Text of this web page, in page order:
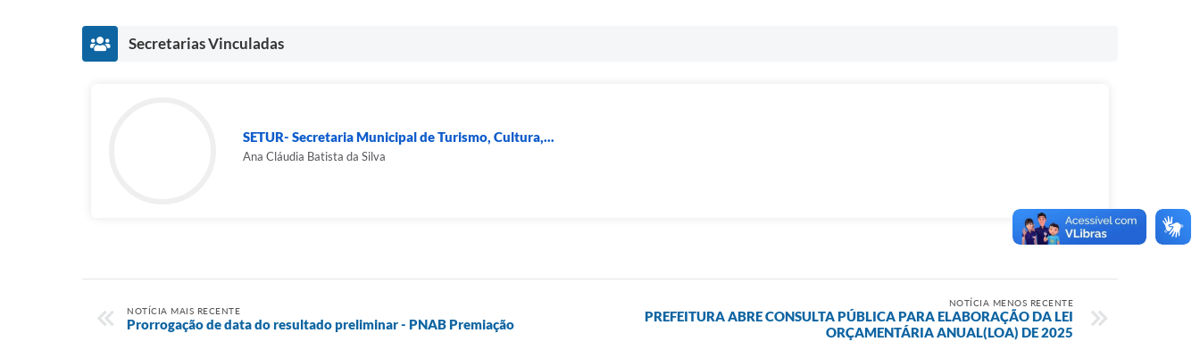
Secretarias Vinculadas
SETUR- Secretaria Municipal de Turismo, Cultura,...
Ana Cláudia Batista da Silva
NOTÍCIA MAIS RECENTE
Prorrogação de data do resultado preliminar - PNAB Premiação
NOTÍCIA MENOS RECENTE
PREFEITURA ABRE CONSULTA PÚBLICA PARA ELABORAÇÃO DA LEI
ORÇAMENTÁRIA ANUAL(LOA) DE 2025